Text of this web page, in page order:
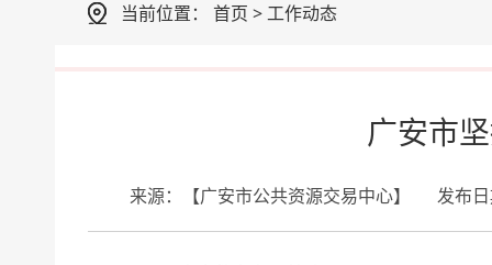
当前位置： 首页 >工作动态
广安市
来源：【广安市公共资源交易中心】 发布